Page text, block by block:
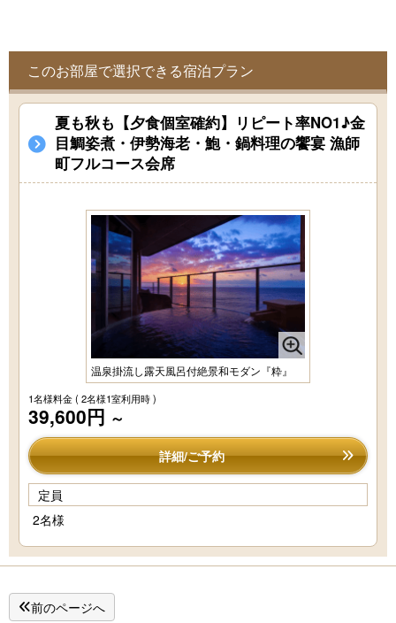
このお部屋で選択できる宿泊プラン
夏も秋も【夕食個室確約】リピート率NO1♪金
目鯛姿煮・伊勢海老・鮑・鍋料理の饗宴 漁師
町フルコース会席
温泉掛流し露天風呂付絶景和モダン『粋』
1名様料金( 2名様1室利用時 )
39,600円 ～
詳細/ご予約
定員
2名様
前のページへ